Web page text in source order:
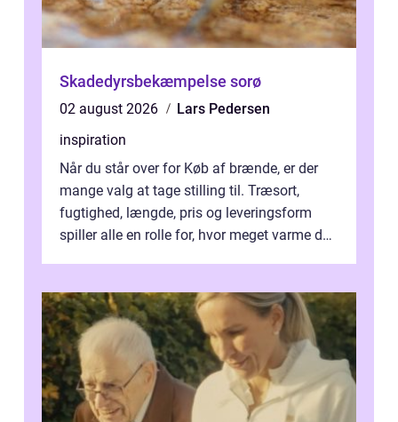
Skadedyrsbekæmpelse sorø
02 august 2026
Lars Pedersen
inspiration
Når du står over for Køb af brænde, er der
mange valg at tage stilling til. Træsort,
fugtighed, længde, pris og leveringsform
spiller alle en rolle for, hvor meget varme du